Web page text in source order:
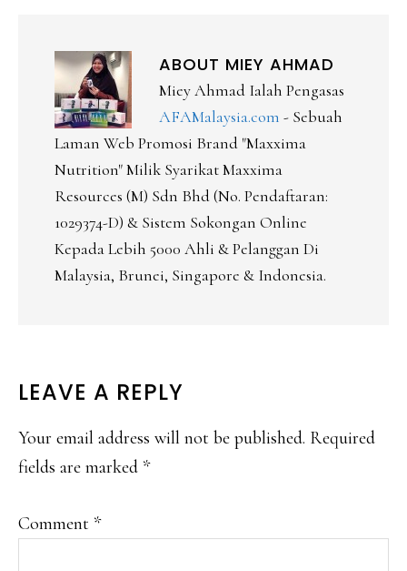
ABOUT MIEY AHMAD
Miey Ahmad Ialah Pengasas
AFAMalaysia.com - Sebuah
Laman Web Promosi Brand "Maxxima
Nutrition" Milik Syarikat Maxxima
Resources (M) Sdn Bhd (No. Pendaftaran:
1029374-D) & Sistem Sokongan Online
Kepada Lebih 5000 Ahli & Pelanggan Di
Malaysia, Brunei, Singapore & Indonesia.
READER
INTERACTIONS
LEAVE A REPLY
Your email address will not be published. Required
fields are marked *
Comment *